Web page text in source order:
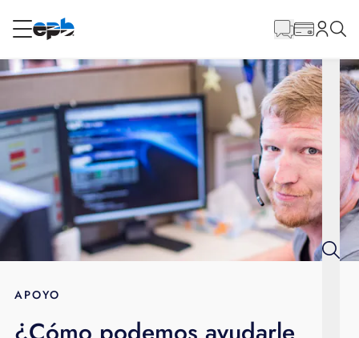
RESIDENCIAL
Internet
Energía
Televisión
BLOG
principal
APOYO